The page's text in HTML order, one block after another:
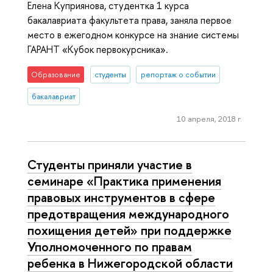
Елена Куприянова, студентка 1 курса
бакалавриата факультета права, заняла первое
место в ежегодном конкурсе на знание системы
ГАРАНТ «Кубок первокурсника».
Образование студенты репортаж о событии
бакалавриат
10 апреля, 2018 г.
Студенты приняли участие в
семинаре «Практика применения
правовых инструментов в сфере
предотвращения международного
похищения детей» при поддержке
Уполномоченного по правам
ребенка в Нижегородской области